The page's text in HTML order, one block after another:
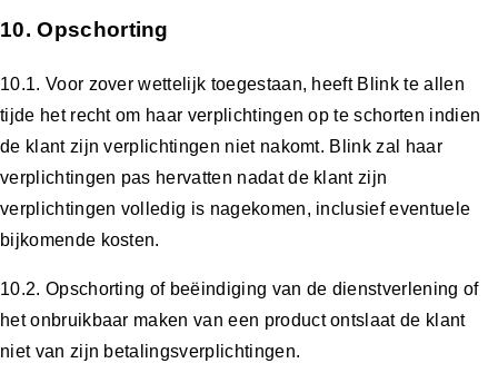
10. Opschorting
10.1. Voor zover wettelijk toegestaan, heeft Blink te allen
tijde het recht om haar verplichtingen op te schorten indien
de klant zijn verplichtingen niet nakomt. Blink zal haar
verplichtingen pas hervatten nadat de klant zijn
verplichtingen volledig is nagekomen, inclusief eventuele
bijkomende kosten.
10.2. Opschorting of beëindiging van de dienstverlening of
het onbruikbaar maken van een product ontslaat de klant
niet van zijn betalingsverplichtingen.